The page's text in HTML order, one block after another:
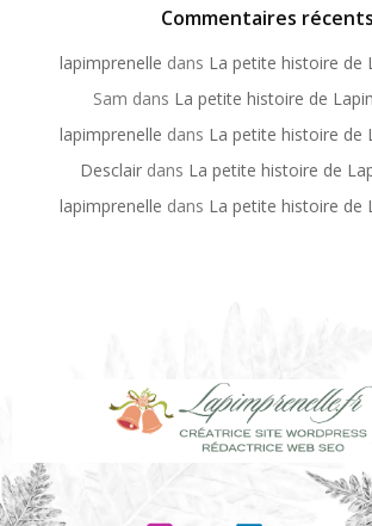
Commentaires récents
lapimprenelle dans La petite histoire de
Sam dans La petite histoire de
lapimprenelle dans La petite histoire de
Desclairdans La petite histoire de
lapimprenelle dans La petite histoire de